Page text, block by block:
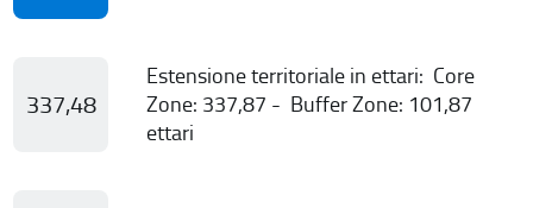
337,48
Estensione territoriale in ettari: Core
Zone: 337,87 - Buffer Zone: 101,87
ettari